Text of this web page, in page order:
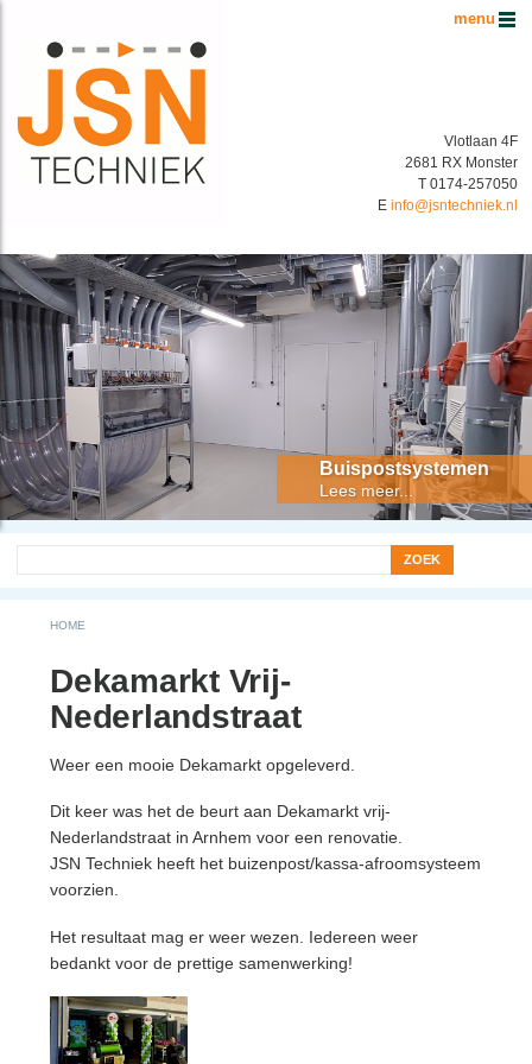
Energiek in buispostsystemen!
Buispostsystemen
Lees meer...
You are here
HOME
Dekamarkt Vrij-
Nederlandstraat
Weer een mooie Dekamarkt opgeleverd.
Dit keer was het de beurt aan Dekamarkt vrij-
Nederlandstraat in Arnhem voor een renovatie.
JSN Techniek heeft het buizenpost/kassa-afroomsysteem
voorzien.
Het resultaat mag er weer wezen. Iedereen weer
bedankt voor de prettige samenwerking!
Vlotlaan 4F
2681 RX Monster
T 0174-257050
E info@jsntechniek.nl